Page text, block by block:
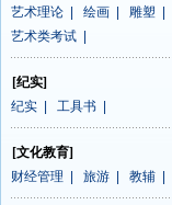
艺术理论
绘画 雕塑
艺术类考试
[纪实]
纪实
工具书
[文化教育]
财经管理
旅游 教辅